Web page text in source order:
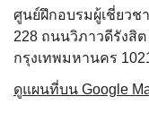
ศูนย์ฝึกอบรมผู้เชี่ยวช
228 ถนนวิภาวดีรังสิ
กรุงเทพมหานคร
ดูแผนที่บน Google